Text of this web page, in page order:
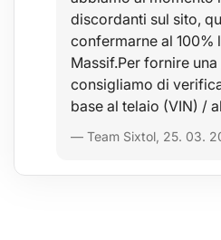
discordanti sul sito,
confermarne al
Massif.Per fornire
consigliamo di
base al telaio (VIN) /
— Team Sixtol, 25. 03.